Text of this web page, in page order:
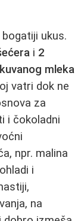
ukus.
i 2
mleka
vatri dok ne
za
i čokoladni
npr. malina
i
na